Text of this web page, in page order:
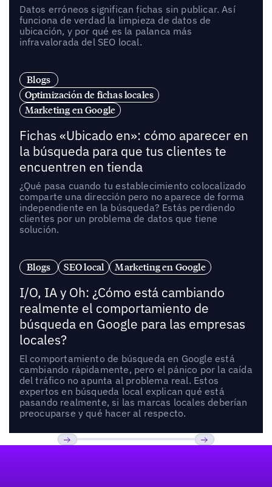
Datos erróneos significan fichas sin publicar. Así
funciona de verdad la limpieza de datos de
ubicación, y por qué es la palanca más
infravalorada del SEO local.
Blogs
Optimización de fichas locales
Marketing en Google
Fichas «Ubicado en»: cómo aparecer en
la búsqueda para que tus clientes te
encuentren en tienda
¿Qué pasa cuando tu establecimiento colocalizado
comparte una dirección pero no aparece de forma
independiente en la búsqueda? Estás perdiendo
clientes por un problema de datos que tiene
solución.
Blogs SEO local Marketing en Google
I/O, IA y Oh: ¿Cómo está cambiando
realmente el comportamiento de
búsqueda en Google para las empresas
locales?
El comportamiento de búsqueda en Google está
cambiando rápidamente, pero el pánico por la caída
del tráfico no apunta al problema real. Estos
expertos en búsqueda local explican qué está
pasando realmente, si las marcas locales deberían
preocuparse y qué hacer al respecto.